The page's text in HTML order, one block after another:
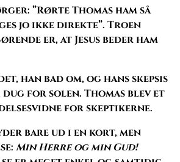
”Rørte Thomas ham så
jo ikke direkte”. Troen
er, at Jesus beder ham
han bad om, og hans skepsis
for solen. Thomas blev et
for skeptikerne.
bare ud i en kort, men
Min Herre og min Gud!